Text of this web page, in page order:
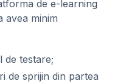
de e-learning
avea minim
de testare;
de sprijin din partea